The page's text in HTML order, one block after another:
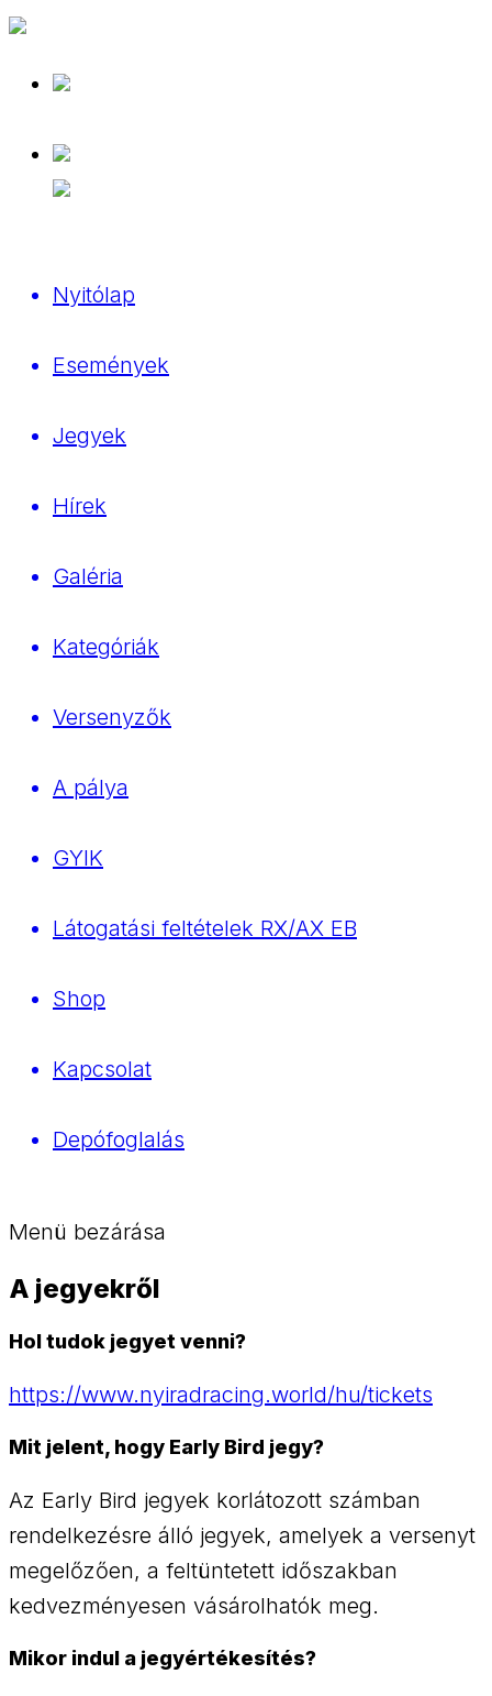
Nyitólap
Események
Jegyek
Hírek
Galéria
Kategóriák
Versenyzők
A pálya
GYIK
Látogatási feltételek RX/AX EB
Shop
Kapcsolat
Depófoglalás
Menü bezárása
A jegyekről
Hol tudok jegyet venni?
https://www.nyiradracing.world/hu/tickets
Mit jelent, hogy Early Bird jegy?
Az Early Bird jegyek korlátozott számban
rendelkezésre álló jegyek, amelyek a versenyt
megelőzően, a feltüntetett időszakban
kedvezményesen vásárolhatók meg.
Mikor indul a jegyértékesítés?